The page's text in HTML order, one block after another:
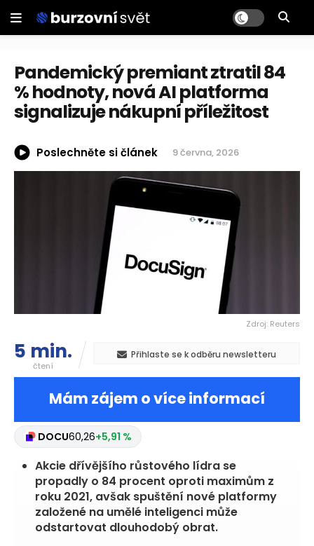
Pandemický premiant ztratil 84
% hodnoty, nová AI platforma
signalizuje nákupní příležitost
Poslechněte si článek 9 června, 2026
Zdroj: Reuters
5 min.
čtení
Přihlaste se k odběru newsletteru
Mám zájem o více informací
DOCU60,26+5,91 %
Akcie dřívějšího růstového lídra se
propadly o 84 procent oproti maximům z
roku 2021, avšak spuštění nové platformy
založené na umělé inteligenci může
odstartovat dlouhodobý obrat.